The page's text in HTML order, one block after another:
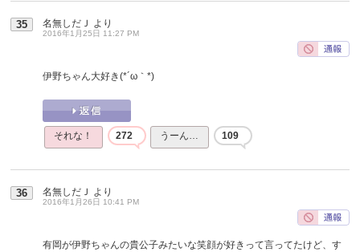
35 名無しだＪ より
2016年1月25日 11:27 PM
伊野ちゃん大好き(*´ω｀*)
それな！ 272 うーん… 109
36 名無しだＪ より
2016年1月26日 10:41 PM
有岡が伊野ちゃんの貴公子みたいな笑顔が好きって言ってたけど、す